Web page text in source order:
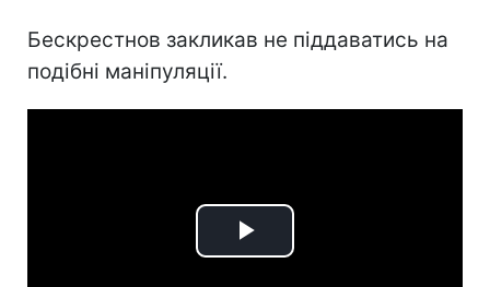
Бескрестнов закликав не піддаватись на
подібні маніпуляції.
Play